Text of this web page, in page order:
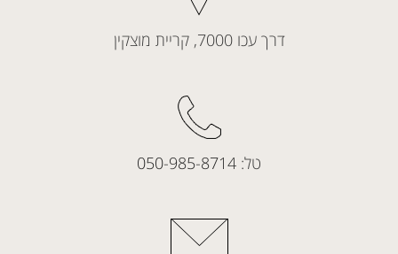
דרך עכו 7000, קריית מוצקין
טל: 050-985-8714